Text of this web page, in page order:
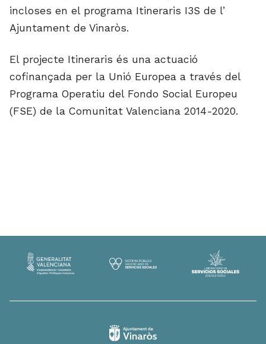
incloses en el programa Itineraris I3S de l’
Ajuntament de Vinaròs.
El projecte Itineraris és una actuació
cofinançada per la Unió Europea a través del
Programa Operatiu del Fondo Social Europeu
(FSE) de la Comunitat Valenciana 2014-2020.